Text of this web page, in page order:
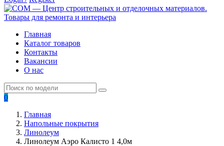
Главная
Каталог товаров
Контакты
Вакансии
О нас
0
Главная
Напольные покрытия
Линолеум
Линолеум Аэро Калисто 1 4,0м